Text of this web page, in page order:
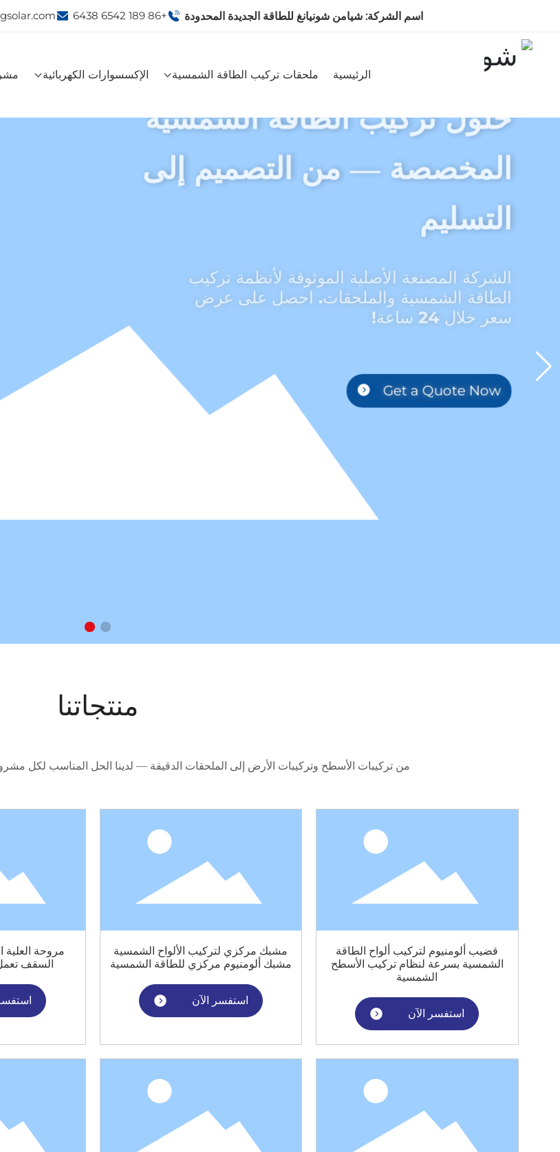
اسم الشركة: شيامن شونيانغ للطاقة الجديدة المحدودة +86 189 6542 6438
الرئيسية ملحقات تركيب الطاقة الشمسية الإكسسوارات الكهربائية
شون يانغ للطاقة الجديدة
حلول تركيب الطاقة الشمسية
المخصصة — من التصميم إلى
التسليم
الطاقة الشمسية والملحقات. احصل على عرض
سعر خلال 24 ساعة!
منتجاتنا
من تركيبات الأسطح وتركيبات الأرض إلى الملحقات الدقيقة — لدينا الحل المناسب
قضيب ألومنيوم لتركيب ألواح الطاقة
الشمسية بسرعة لنظام تركيب الأسطح
الشمسية
استفسر الآن
مشبك مركزي لتركيب الألواح الشمسية
مشبك ألومنيوم مركزي للطاقة الشمسية
استفسر الآن
مروحة
السقف